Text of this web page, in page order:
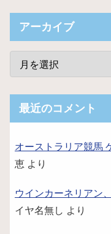
アーカイブ
最近のコメント
オーストラリア競馬
恵 より
ウインカーネリアン
イヤ名無し より